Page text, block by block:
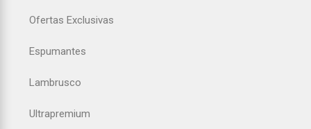
Ofertas Exclusivas
Espumantes
Lambrusco
Ultrapremium